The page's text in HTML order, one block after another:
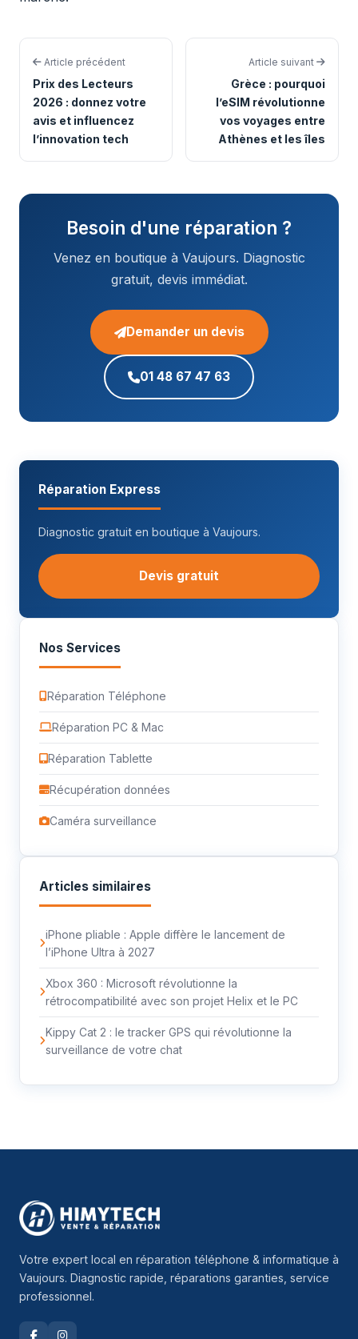
Article précédent
Prix des Lecteurs
2026 : donnez votre
avis et influencez
l’innovation tech
Article suivant
Grèce : pourquoi
l’eSIM révolutionne
vos voyages entre
Athènes et les îles
Besoin d'une réparation ?
Venez en boutique à Vaujours. Diagnostic
gratuit, devis immédiat.
Demander un devis
01 48 67 47 63
Réparation Express
Diagnostic gratuit en boutique à Vaujours.
Devis gratuit
Nos Services
Réparation Téléphone
Réparation PC & Mac
Réparation Tablette
Récupération données
Caméra surveillance
Articles similaires
iPhone pliable : Apple diffère le lancement de
l’iPhone Ultra à 2027
Xbox 360 : Microsoft révolutionne la
rétrocompatibilité avec son projet Helix et le PC
Kippy Cat 2 : le tracker GPS qui révolutionne la
surveillance de votre chat
Votre expert local en réparation téléphone & informatique à
Vaujours. Diagnostic rapide, réparations garanties, service
professionnel.